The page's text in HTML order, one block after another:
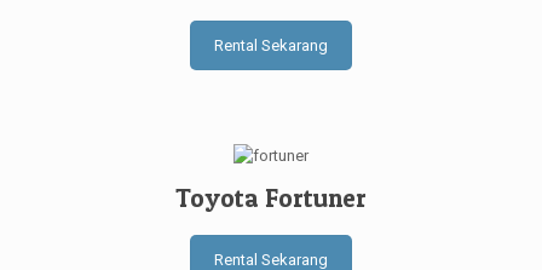
Rental Sekarang
Toyota Fortuner
Rental Sekarang